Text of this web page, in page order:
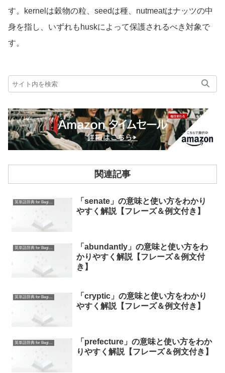
す。kernelは穀物の粒、seedは種、nutmeatはナッツの中
身を指し、いずれもhuskによって保護されるべき対象で
す。
関連記事
英単語辞典 for Beginners
「senate」の意味と使い方をわかり
やすく解説【フレーズ＆例文付き】
英単語辞典 for Beginners
「abundantly」の意味と使い方をわ
かりやすく解説【フレーズ＆例文付
き】
英単語辞典 for Beginners
「cryptic」の意味と使い方をわかり
やすく解説【フレーズ＆例文付き】
英単語辞典 for Beginners
「prefecture」の意味と使い方をわか
りやすく解説【フレーズ＆例文付き】